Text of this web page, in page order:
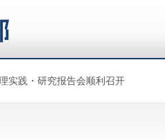
实践・研究报告会顺利召开